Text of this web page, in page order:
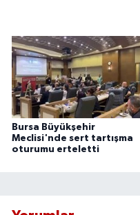
Bursa Büyükşehir
Meclisi'nde sert tartışma
oturumu erteletti